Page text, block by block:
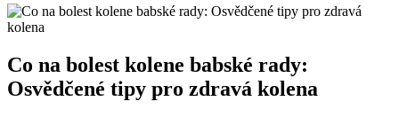
Co na bolest kolene babské rady:
Osvědčené tipy pro zdravá kolena